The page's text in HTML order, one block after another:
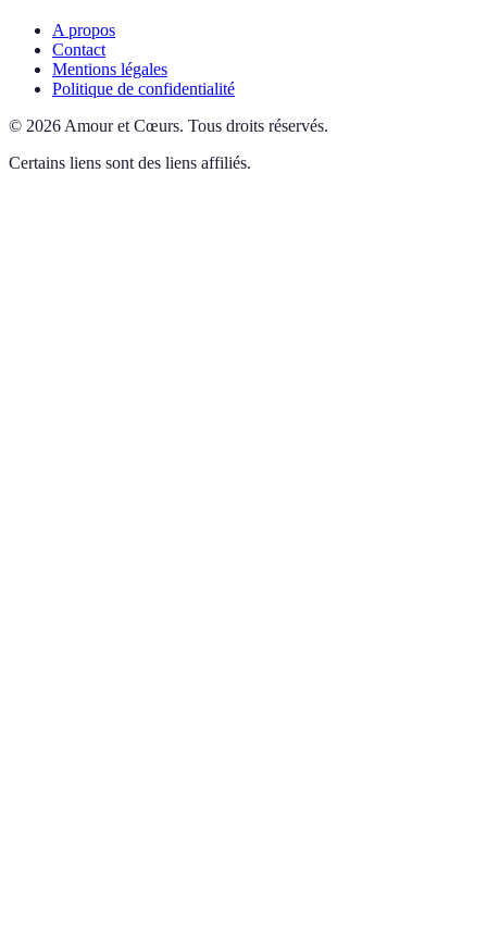
A propos
Contact
Mentions légales
Politique de confidentialité
© 2026 Amour et Cœurs. Tous droits réservés.
Certains liens sont des liens affiliés.